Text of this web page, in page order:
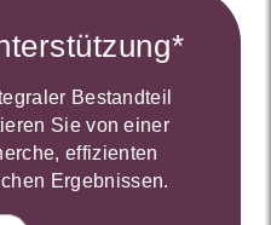
Bestandteil
Sie von einer
effizienten
Ergebnissen.